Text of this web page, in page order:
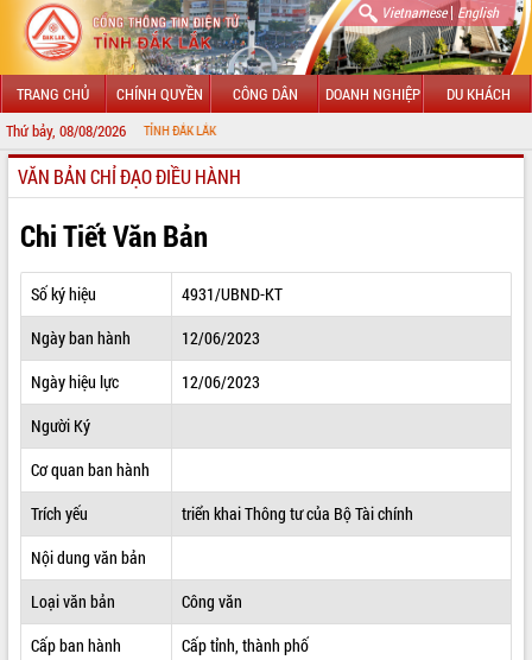
Vietnamese| English
TRANG CHỦ CHÍNH QUYỀN CÔNG DÂN DOANH NGHIỆP DU KHÁCH
Thứ bảy, 08/08/2026
TIN ĐIỆN TỬ TỈNH ĐẮK LẮK
GIỚI THIỆU
LÃNH ĐẠO UBND TỈNH
TIN TỨC SỰ KIỆN
SỞ, BAN, NGÀNH
THÔNG TIN CHỈ ĐẠO ĐIỀU HÀNH
HỆ THỐNG VĂN BẢN
VĂN BẢN HĐND TỈNH
ĐIỂM TIN VĂN BẢN
QUY HOẠCH - KẾ HOẠCH
VĂN BẢN CHỈ ĐẠO ĐIỀU HÀNH
Chi Tiết Văn Bản
Số ký hiệu
4931/UBND-KT
Ngày ban hành
12/06/2023
Ngày hiệu lực
12/06/2023
Người Ký
Cơ quan ban hành
Trích yếu
triển khai Thông tư của Bộ Tài chính
Nội dung văn bản
Loại văn bản
Công văn
Cấp ban hành
Cấp tỉnh, thành phố